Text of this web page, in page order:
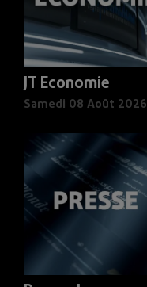
JT Economie
Samedi 08 Août 2026